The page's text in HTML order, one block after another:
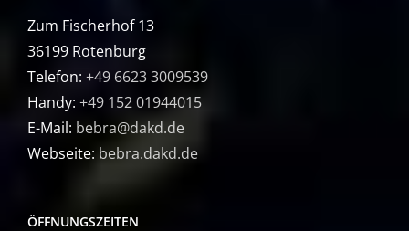
Zum Fischerhof 13
36199 Rotenburg
Telefon: +49 6623 3009539
Handy: +49 152 01944015
E-Mail: bebra@dakd.de
Webseite: bebra.dakd.de
ÖFFNUNGSZEITEN